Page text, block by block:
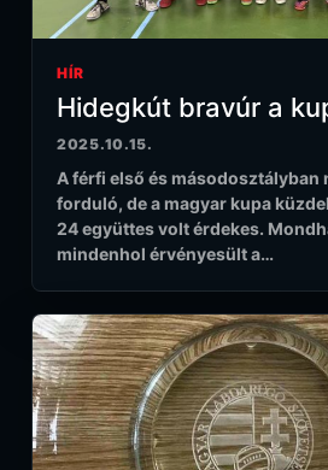
HÍR
Hidegkút bravúr a
2025.10.15.
A férfi első és másodosztályban
forduló, de a magyar kupa
24 együttes volt érdekes.
mindenhol érvényesült a…